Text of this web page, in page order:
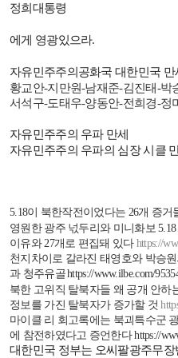
정희대통령
에게 영광있으라.
자유민주주의공화국 대한민국 만
황교안-지만원-남재준-김진태-박
서석구-도태우-양동안-전희경-정
자유민주주의 우파 만세
자유민주주의 우파의 심장 시클
5.18이 북한작전이었다는 26개 증거
영원한 광주 넋두리와 미니화보5.18
이유와27개로 편집돼 있다 https://
천지차이로 갈라진 태영호와 박승
과 청주유골https://www.ilbe.com/
북한 고위직 탈북자들 왜 공개 안하
정보를 가진 탈북자가 증가할 것
마이클 리 회고록에는 북괴특수군
에 참전하였다고 증언한다 https://
대한민국 정부는 오씨팔광주무